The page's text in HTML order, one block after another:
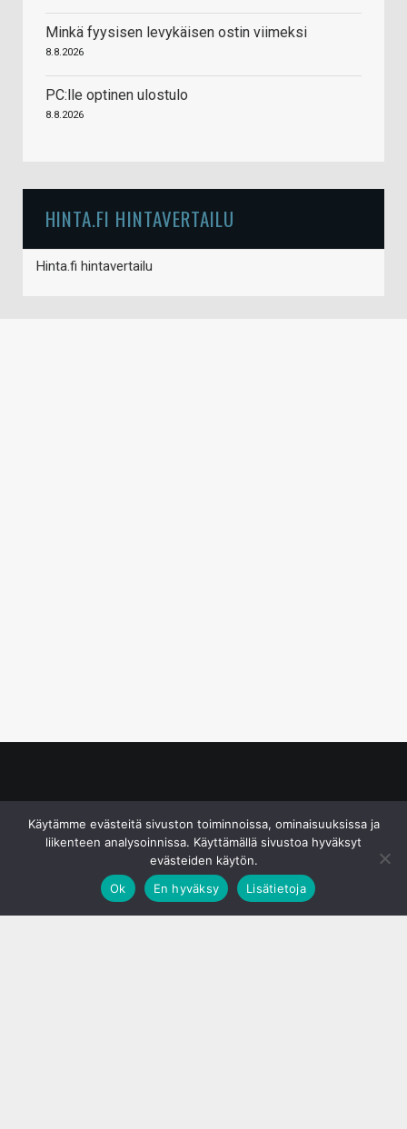
Minkä fyysisen levykäisen ostin viimeksi
8.8.2026
PC:lle optinen ulostulo
8.8.2026
HINTA.FI HINTAVERTAILU
Hinta.fi hintavertailu
Käytämme evästeitä sivuston toiminnoissa, ominaisuuksissa ja
liikenteen analysoinnissa. Käyttämällä sivustoa hyväksyt
evästeiden käytön.
Ok
En hyväksy Lisätietoja